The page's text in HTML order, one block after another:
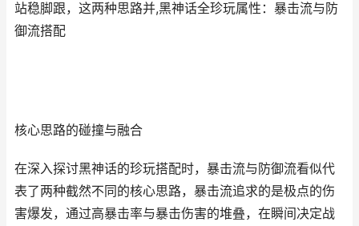
站稳脚跟，这两种思路并,黑神话全珍玩属性：暴击流与防
御流搭配
核心思路的碰撞与融合
在深入探讨黑神话的珍玩搭配时，暴击流与防御流看似代
表了两种截然不同的核心思路，暴击流追求的是极点的伤
害爆发，通过高暴击率与暴击伤害的堆叠，在瞬间决定战